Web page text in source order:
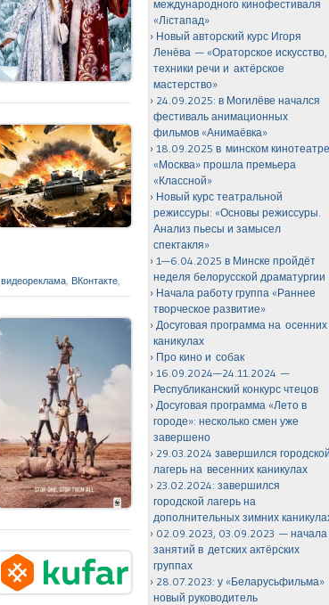
видеореклама ВКонтакте
международного кинофестиваля
«Лiстапад»
Новый авторский курс Игоря
Ленёва — «Ораторское искусство,
техники речи и актёрское
мастерство»
24.09.2025: в Могилёве начался
фестиваль анимационных
фильмов «Анимаёвка»
18.09.2025 в минском
«Москва» прошла премьера
«Классной»
Новый курс театральной
режиссуры: «Основы режиссуры.
Анализ пьесы и замысел
спектакля»
1—6.04.2025 в Минске пройдёт
неделя белорусской драматургии
Начала работу группа «Раннее
творческое развитие»
Досуговая программа на осенних
каникулах
Про кино и собак
16.09.2024—24.11.2024 —
Республиканский конкурс чтецов
Досуговая программа «Лето в
городе»: несколько смен уже
завершено
29.03.2024 завершился
лагерь на весенних каникулах
23.02.2024: завершился
городской лагерь на
дополнительных зимних
02.09.2023, 03.09.2023 — начала
занятий в детских актёрских
группах
28.07.2023: у «Беларусьфильма»
новый руководитель